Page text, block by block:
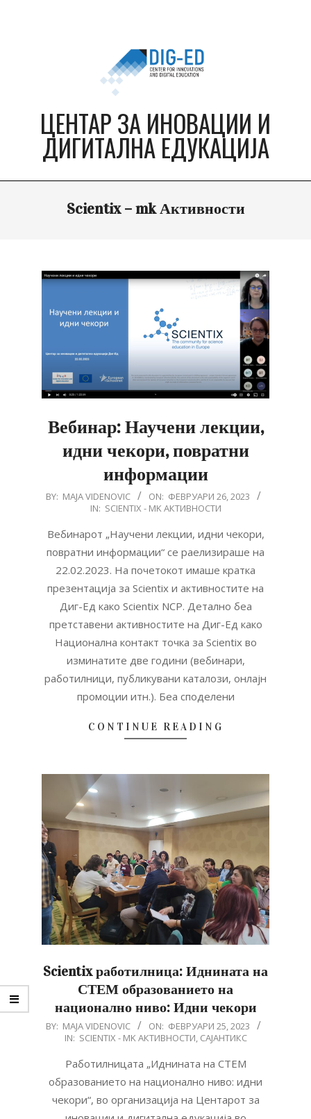
ЦЕНТАР ЗА ИНОВАЦИИ И
ДИГИТАЛНА ЕДУКАЦИЈА
Scientix – mk Активности
Вебинар: Научени лекции,
идни чекори, повратни
информации
2023-
26
BY: MAJA VIDENOVIC ON: ФЕВРУАРИ 26, 2023
IN: SCIENTIX - MK АКТИВНОСТИ
Вебинарот „Научени лекции, идни чекори,
повратни информации“ се раелизираше на
22.02.2023. На почетокот имаше кратка
презентација за Scientix и активностите на
Диг-Ед како Scientix NCP. Детално беа
претставени активностите на Диг-Ед како
Национална контакт точка за Scientix во
изминатите две години (вебинари,
работилници, публикувани каталози, онлајн
промоции итн.). Беа споделени
CONTINUE READING
Scientix работилница: Иднината на
СТЕМ образованието на
национално ниво: Идни чекори
2023-
BY: MAJA VIDENOVIC ON: ФЕВРУАРИ 25, 2023
IN: SCIENTIX - MK АКТИВНОСТИ, САЈАНТИКС
Работилницата „Иднината на СТЕМ
образованието на национално ниво: идни
чекори“, во организација на Центарот за